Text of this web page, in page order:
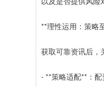
**理性运用：策略
获取可靠资讯后，
- **策略适配**：